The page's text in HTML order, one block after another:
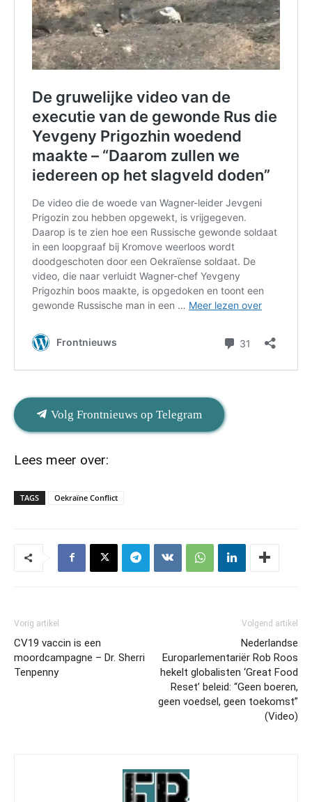
Volg Frontnieuws op Telegram
Lees meer over:
TAGS Oekraïne Conflict
Vorig artikel
CV19 vaccin is een
moordcampagne – Dr. Sherri
Tenpenny
Volgend artikel
Nederlandse
Europarlementariër Rob Roos
hekelt globalisten ‘Great Food
Reset’ beleid: “Geen boeren,
geen voedsel, geen toekomst”
(Video)